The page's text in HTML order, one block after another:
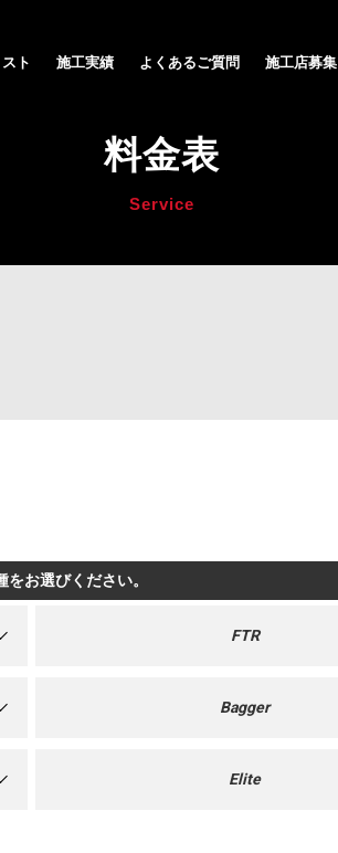
ト 施工実績 よくあるご質問 施工店募集
料金表
Service
をお選びください。
FTR
Bagger
Elite